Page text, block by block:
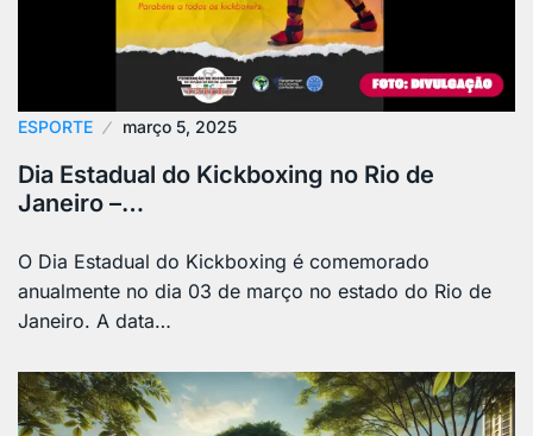
ESPORTE março 5, 2025
Dia Estadual do Kickboxing no Rio de
Janeiro –…
O Dia Estadual do Kickboxing é comemorado
anualmente no dia 03 de março no estado do Rio de
Janeiro. A data…